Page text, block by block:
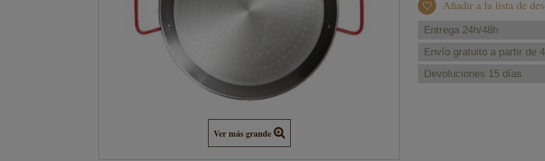
Ver más grande
Añadir a la lista de
Entrega 24h/48h
Envío gratuito a partir de
Devoluciones 15 días